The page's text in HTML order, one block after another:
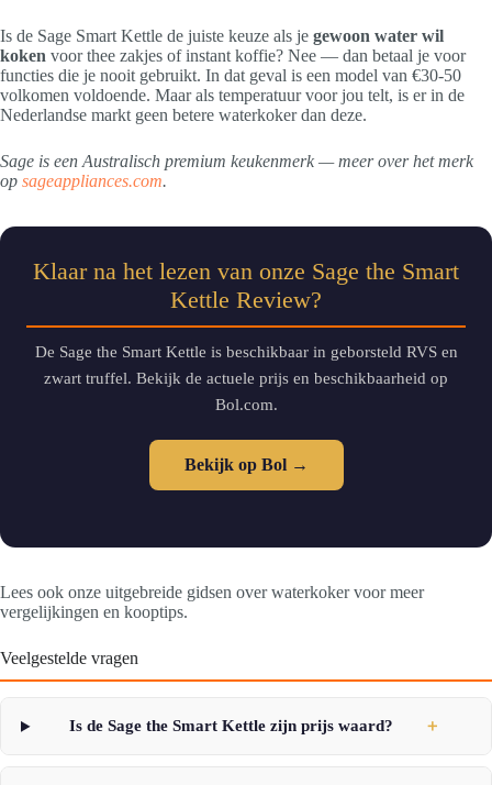
Is de Sage Smart Kettle de juiste keuze als je gewoon water wil
koken voor thee zakjes of instant koffie? Nee — dan betaal je voor
functies die je nooit gebruikt. In dat geval is een model van €30-50
volkomen voldoende. Maar als temperatuur voor jou telt, is er in de
Nederlandse markt geen betere waterkoker dan deze.
Sage is een Australisch premium keukenmerk — meer over het merk
op sageappliances.com.
Klaar na het lezen van onze Sage the Smart
Kettle Review?
De Sage the Smart Kettle is beschikbaar in geborsteld RVS en
zwart truffel. Bekijk de actuele prijs en beschikbaarheid op
Bol.com.
Bekijk op Bol →
Lees ook onze uitgebreide gidsen over waterkoker voor meer
vergelijkingen en kooptips.
Veelgestelde vragen
Is de Sage the Smart Kettle zijn prijs waard? ＋